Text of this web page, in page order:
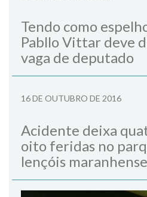
Tendo como
Pabllo Vittar deve
vaga de deputado
16 DE OUTUBRO DE 2016
Acidente deixa
oito feridas no
lençóis